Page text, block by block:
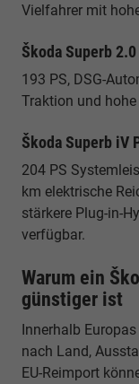
Vielfahrer mit
Škoda Superb
193 PS, DSG-
Traktion und
Škoda Superb iV
204 PS
km elektrische
stärkere Plug-in-
verfügbar.
Warum ein
günstiger ist
Innerhalb
nach Land,
EU-Reimport